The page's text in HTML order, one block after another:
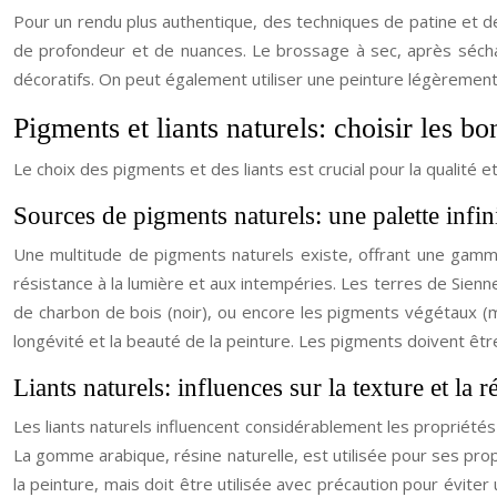
Pour un rendu plus authentique, des techniques de patine
de profondeur et de nuances. Le brossage à sec, après
décoratifs. On peut également utiliser une peinture
Pigments et liants naturels: choisir les
Le choix des pigments et des liants est crucial pour la qualité
Sources de pigments naturels: une palette
Une multitude de pigments naturels existe, offrant une
résistance à la lumière et aux intempéries. Les terres de
de charbon de bois (noir), ou encore les pigments végétaux
longévité et la beauté de la peinture. Les pigments doivent
Liants naturels: influences sur la texture et la
Les liants naturels influencent considérablement les
La gomme arabique, résine naturelle, est utilisée pour ses
la peinture, mais doit être utilisée avec précaution pour